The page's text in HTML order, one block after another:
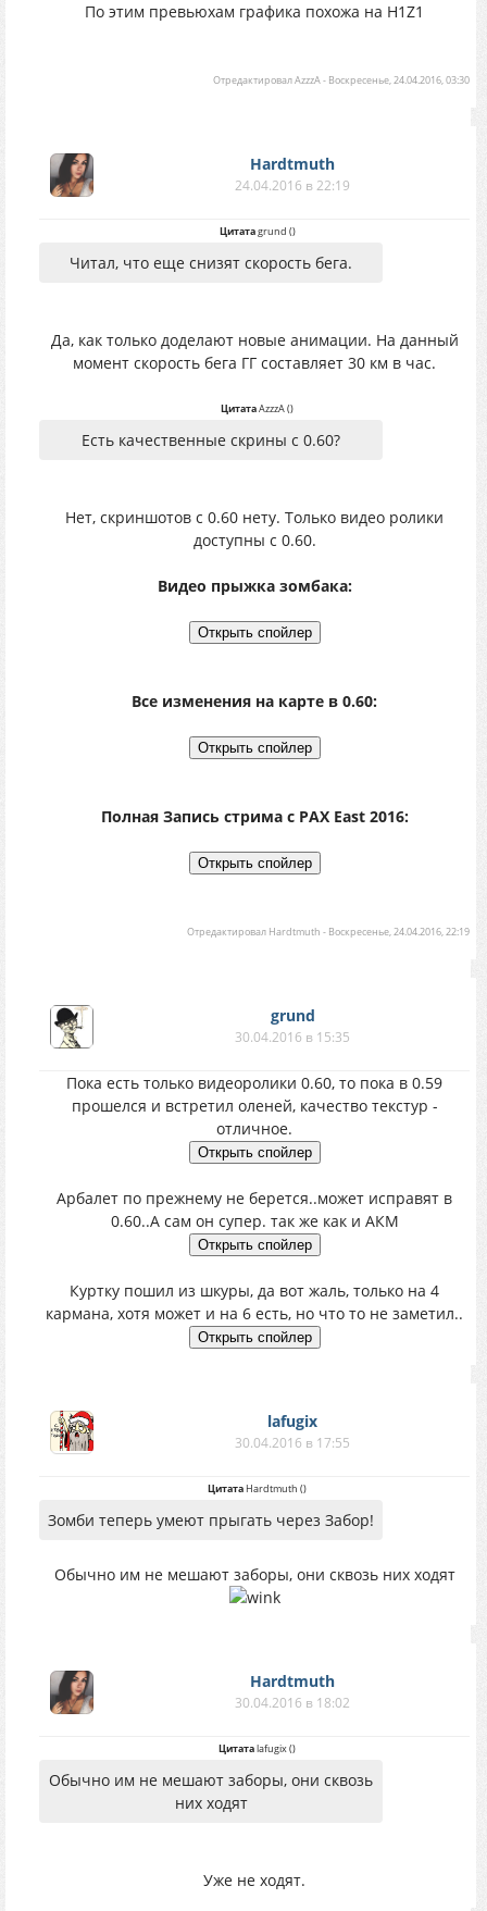
По этим превьюхам графика похожа на H1Z1
ОтредактировалAzzzA- Воскресенье, 24.04.2016, 03:30
Hardtmuth
24.04.2016 в 22:19
Цитатаgrund ()
Читал, что еще снизят скорость бега.
Да, как только доделают новые анимации. На данный
момент скорость бега ГГ составляет 30 км в час.
ЦитатаAzzzA()
Есть качественные скрины с 0.60?
Нет, скриншотов с 0.60 нету. Только видео ролики
доступны с 0.60.
Видео прыжка зомбака:
Все изменения на карте в 0.60:
Полная Запись стрима с PAX East 2016:
Отредактировал Hardtmuth - Воскресенье, 24.04.2016, 22:19
grund
30.04.2016 в 15:35
Пока есть только видеоролики 0.60, то пока в 0.59
прошелся и встретил оленей, качество текстур -
отличное.
Арбалет по прежнему не берется..может исправят в
0.60..А сам он супер. так же как и АКМ
Куртку пошил из шкуры, да вот жаль, только на 4
кармана, хотя может и на 6 есть, но что то не заметил..
lafugix
30.04.2016 в 17:55
ЦитатаHardtmuth ()
Зомби теперь умеют прыгать через Забор!
Обычно им не мешают заборы, они сквозь них ходят
Hardtmuth
30.04.2016 в 18:02
Цитатаlafugix()
Обычно им не мешают заборы, они сквозь
них ходят
Уже не ходят.